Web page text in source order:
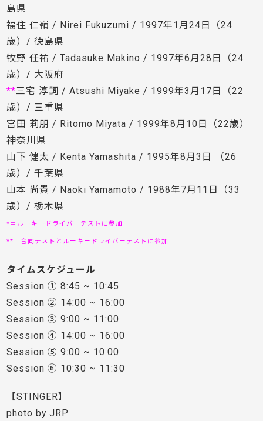
島県
福住 仁嶺 / Nirei Fukuzumi / 1997年1月24日（24
歳）/ 徳島県
牧野 任祐 / Tadasuke Makino / 1997年6月28日（24
歳）/ 大阪府
**三宅 淳詞 / Atsushi Miyake / 1999年3月17日（22
歳）/ 三重県
宮田 莉朋 / Ritomo Miyata / 1999年8月10日（22歳）
神奈川県
山下 健太 / Kenta Yamashita / 1995年8月3日 （26
歳）/ 千葉県
山本 尚貴 / Naoki Yamamoto / 1988年7月11日（33
歳）/ 栃木県
*＝ルーキードライバーテストに参加
**＝合同テストとルーキードライバーテストに参加
タイムスケジュール
Session ① 8:45 ~ 10:45
Session ② 14:00 ~ 16:00
Session ③ 9:00 ~ 11:00
Session ④ 14:00 ~ 16:00
Session ⑤ 9:00 ~ 10:00
Session ⑥ 10:30 ~ 11:30
【STINGER】
photo by JRP